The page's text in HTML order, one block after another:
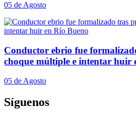
05 de Agosto
Conductor ebrio fue
choque múltiple e intentar huir
05 de Agosto
Síguenos